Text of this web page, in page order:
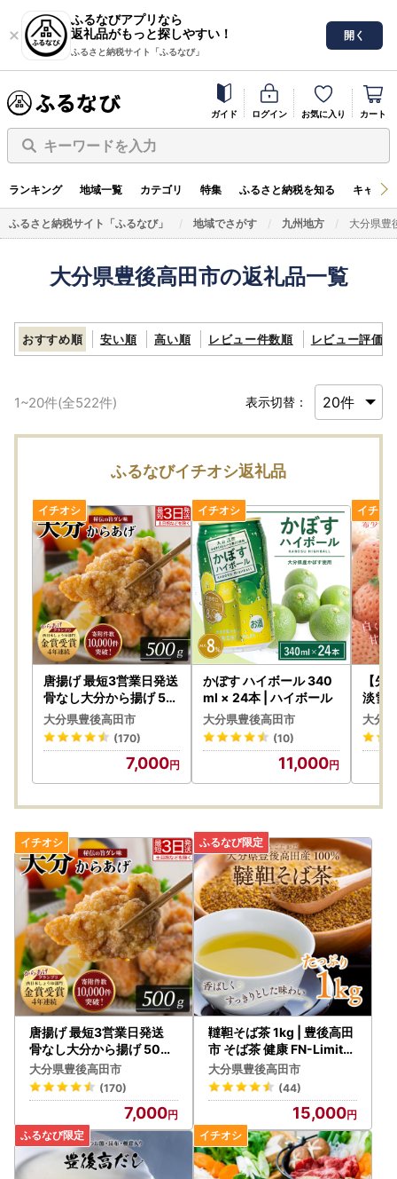
ふるなびアプリなら
返礼品がもっと探しやすい！
ふるさと納税サイト「ふるなび」
開く
ガイド ログイン お気に入り カート
キーワードを入力
ランキング 地域一覧 カテゴリ 特集 ふるさと納税を知る キャン
ふるさと納税サイト「ふるなび」 地域でさがす 九州地方 大分県豊
大分県豊後高田市の返礼品一覧
おすすめ順 安い順 高い順 レビュー件数順 レビュー評価順
1~20件(全522件) 表示切替：
ふるなびイチオシ返礼品
唐揚げ 最短3営業日発送
骨なし大分から揚げ 50
0g(1袋)
大分県豊後高田市
(170)
7,000
かぼす ハイボール 340
ml × 24本 | ハイボール
大分県豊後高田市
(10)
11,000
【先
淡雪
| 豊
大分
唐揚げ 最短3営業日発送
骨なし大分から揚げ 500g
(1袋)
大分県豊後高田市
(170)
7,000
韃靼そば茶 1kg | 豊後高田
市 そば茶 健康 FN-Limite
d-SP
大分県豊後高田市
(44)
15,000